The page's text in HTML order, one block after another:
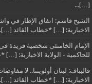
[…]...
الشيخ قاسم: اتفاق الإطار في
الاخبارية: […] *خطاب القائد
الإمام الخامنئي شخصية فريدة
للحاكمية - الولاية الاخبارية:
قاليباف: لبنان أولويتنا.. لا
الاخبارية: […] *خطاب القائد